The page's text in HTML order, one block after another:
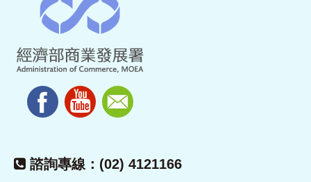
諮詢專線：(02) 4121166